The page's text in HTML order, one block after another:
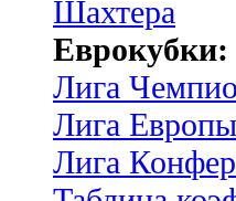
Шахтера
Еврокубки:
Лига
Лига
Лига